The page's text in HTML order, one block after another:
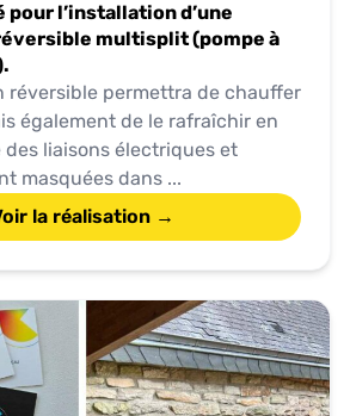
l’installation d’une
multisplit (pompe à
réversible permettra de chauffer
également de le rafraîchir en
des liaisons électriques et
masquées dans ...
la réalisation →